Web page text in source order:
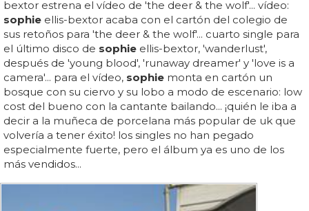
bextor estrena el vídeo de 'the deer & the wolf'... vídeo:
sophie ellis-bextor acaba con el cartón del colegio de
sus retoños para 'the deer & the wolf'... cuarto single para
el último disco de sophie ellis-bextor, 'wanderlust',
después de 'young blood', 'runaway dreamer' y 'love is a
camera'... para el vídeo, sophie monta en cartón un
bosque con su ciervo y su lobo a modo de escenario: low
cost del bueno con la cantante bailando... ¡quién le iba a
decir a la muñeca de porcelana más popular de uk que
volvería a tener éxito! los singles no han pegado
especialmente fuerte, pero el álbum ya es uno de los
más vendidos...